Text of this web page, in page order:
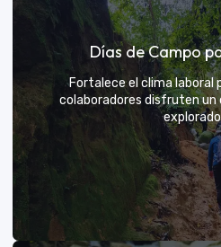
Días de
Un respiro campestre
diversión
VER
Días de Campo
Fortalece el clima laboral
colaboradores disfruten un